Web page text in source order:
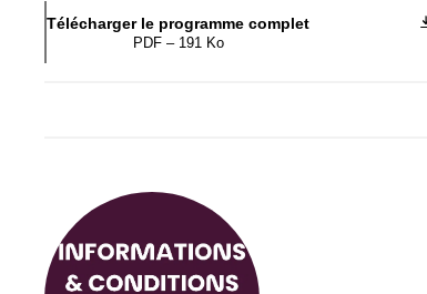
Télécharger le programme complet
PDF – 191 Ko